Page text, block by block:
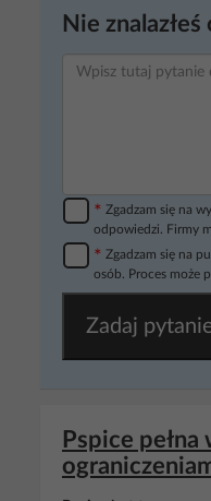
Nie
* Zgadzam się na
odpowiedzi. Firmy
* Zgadzam się na
osób. Proces może
Zadaj
Pspice